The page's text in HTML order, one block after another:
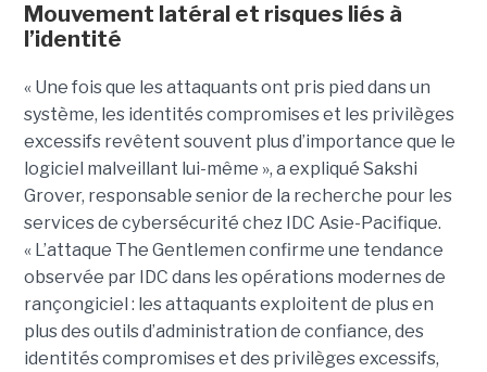
Mouvement latéral et risques liés à
l’identité
« Une fois que les attaquants ont pris pied dans un
système, les identités compromises et les privilèges
excessifs revêtent souvent plus d’importance que le
logiciel malveillant lui-même », a expliqué Sakshi
Grover, responsable senior de la recherche pour les
services de cybersécurité chez IDC Asie-Pacifique.
« L’attaque The Gentlemen confirme une tendance
observée par IDC dans les opérations modernes de
rançongiciel : les attaquants exploitent de plus en
plus des outils d’administration de confiance, des
identités compromises et des privilèges excessifs,